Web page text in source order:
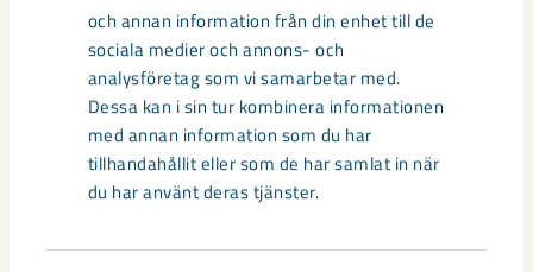
och annan information från din enhet till de
sociala medier och annons- och
analysföretag som vi samarbetar med.
Dessa kan i sin tur kombinera informationen
med annan information som du har
tillhandahållit eller som de har samlat in när
du har använt deras tjänster.
Relaterat innehåll